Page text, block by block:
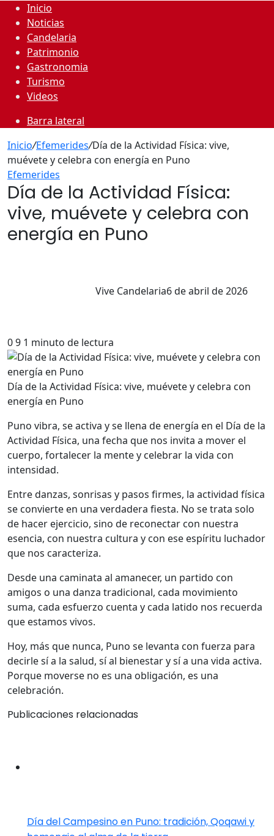
Inicio
Noticias
Candelaria
Patrimonio
Gastronomia
Turismo
Videos
Barra lateral
Inicio/Efemerides/Día de la Actividad Física: vive,
muévete y celebra con energía en Puno
Efemerides
Día de la Actividad Física:
vive, muévete y celebra con
energía en Puno
Vive Candelaria6 de abril de 2026
09 1 minuto de lectura
Día de la Actividad Física: vive, muévete y celebra con
energía en Puno
Puno vibra, se activa y se llena de energía en el Día de la
Actividad Física, una fecha que nos invita a mover el
cuerpo, fortalecer la mente y celebrar la vida con
intensidad.
Entre danzas, sonrisas y pasos firmes, la actividad física
se convierte en una verdadera fiesta. No se trata solo
de hacer ejercicio, sino de reconectar con nuestra
esencia, con nuestra cultura y con ese espíritu luchador
que nos caracteriza.
Desde una caminata al amanecer, un partido con
amigos o una danza tradicional, cada movimiento
suma, cada esfuerzo cuenta y cada latido nos recuerda
que estamos vivos.
Hoy, más que nunca, Puno se levanta con fuerza para
decirle sí a la salud, sí al bienestar y sí a una vida activa.
Porque moverse no es una obligación, es una
celebración.
Publicaciones relacionadas
Día del Campesino en Puno: tradición, Qoqawi y